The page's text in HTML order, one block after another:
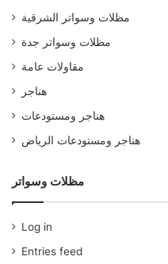
مظلات وسواتر الشرقية
مظلات وسواتر جدة
مقاولات عامة
هناجر
هناجر ومستودعات
هناجر ومستودعات الرياض
مظلات وسواتر
Log in
Entries feed